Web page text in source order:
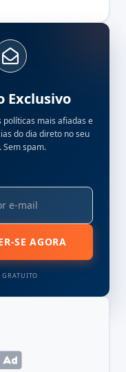
Exclusivo
políticas mais afiadas e
do dia direto no seu
Sem spam.
SE AGORA
GRATUITO